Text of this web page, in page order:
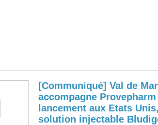
[Communiqué] Val de
accompagne
lancement aux Etats
solution injectable